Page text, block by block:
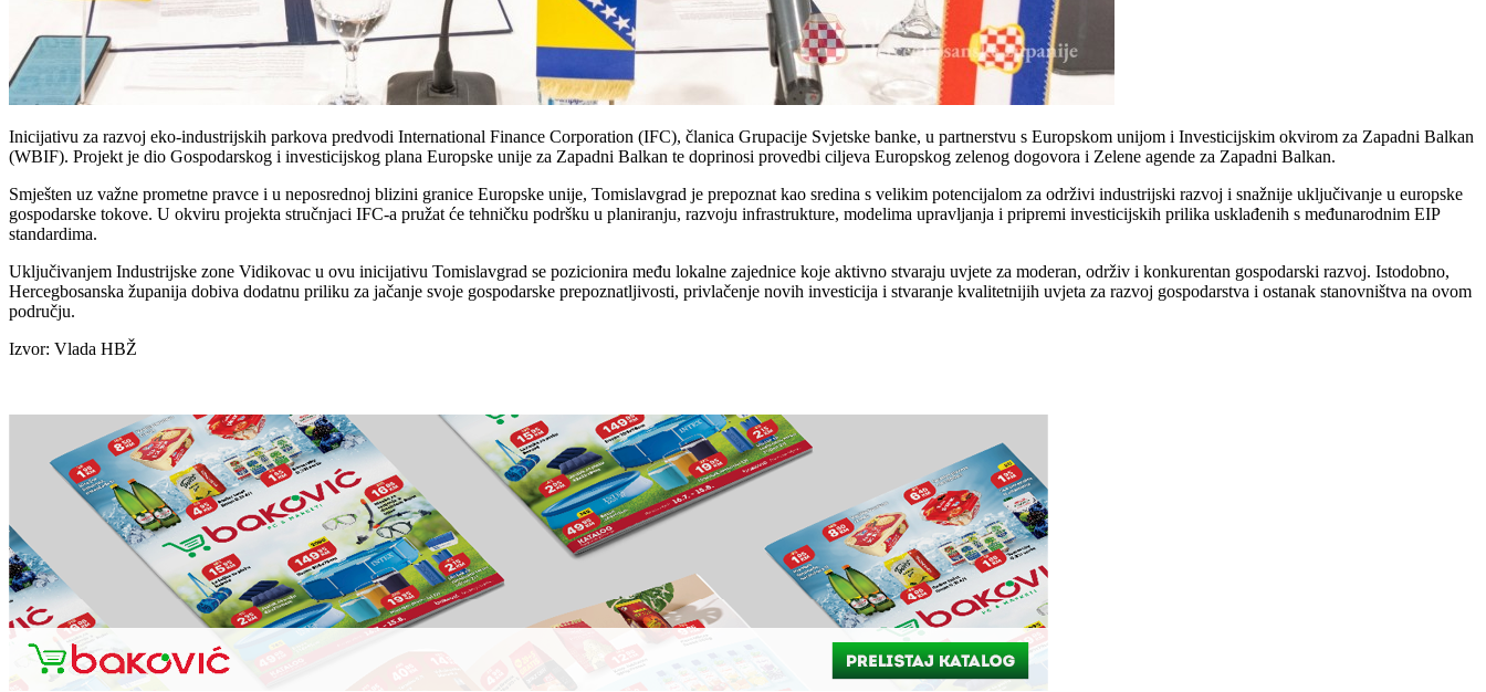
Inicijativu za razvoj eko-industrijskih parkova predvodi International Finance Corporation (IFC), članica Grupacije Svjetske banke, u partnerstvu s Europskom unijom i Investicijskim okvirom za Zapadni Balkan
(WBIF). Projekt je dio Gospodarskog i investicijskog plana Europske unije za Zapadni Balkan te doprinosi provedbi ciljeva Europskog zelenog dogovora i Zelene agende za Zapadni Balkan.
Smješten uz važne prometne pravce i u neposrednoj blizini granice Europske unije, Tomislavgrad je prepoznat kao sredina s velikim potencijalom za održivi industrijski razvoj i snažnije uključivanje u europske
gospodarske tokove. U okviru projekta stručnjaci IFC-a pružat će tehničku podršku u planiranju, razvoju infrastrukture, modelima upravljanja i pripremi investicijskih prilika usklađenih s međunarodnim EIP
standardima.
Uključivanjem Industrijske zone Vidikovac u ovu inicijativu Tomislavgrad se pozicionira među lokalne zajednice koje aktivno stvaraju uvjete za moderan, održiv i konkurentan gospodarski razvoj. Istodobno,
Hercegbosanska županija dobiva dodatnu priliku za jačanje svoje gospodarske prepoznatljivosti, privlačenje novih investicija i stvaranje kvalitetnijih uvjeta za razvoj gospodarstva i ostanak stanovništva na ovom
području.
Izvor: Vlada HBŽ